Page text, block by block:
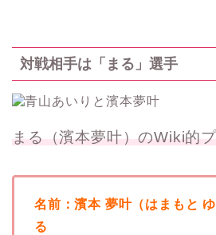
対戦相手は「まる」選手
まる（濱本夢叶）のWiki的
名前：濱本 夢叶（はまもと
る